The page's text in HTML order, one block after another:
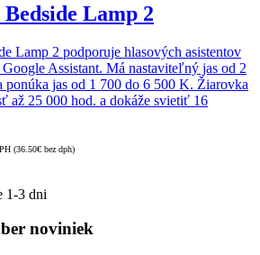
Lamp 2
Lamp 2 podporuje hlasových asistentov
Assistant. Má nastaviteľný jas od 2
ponúka jas od 1 700 do 6 500 K. Žiarovka
až 25 000 hod. a dokáže svietiť 16
(36.50€ bez dph)
1-3 dni
noviniek